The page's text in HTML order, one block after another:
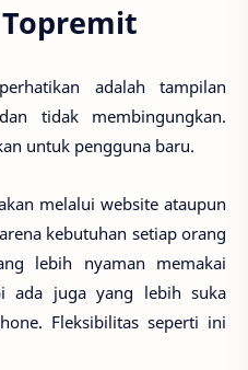
adalah tampilan
tidak membingungkan.
untuk pengguna baru.
melaluiwebsiteataupun
kebutuhan setiap orang
lebih nyaman memakai
ada juga yang lebih suka
Fleksibilitas seperti ini